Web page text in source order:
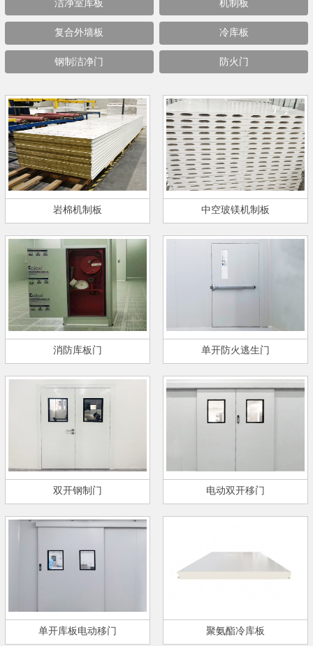
洁净室库板 机制板
复合外墙板 冷库板
钢制洁净门 防火门
岩棉机制板 中空玻镁机制板
消防库板门 单开防火逃生门
双开钢制门 电动双开移门
单开库板电动移门 聚氨酯冷库板